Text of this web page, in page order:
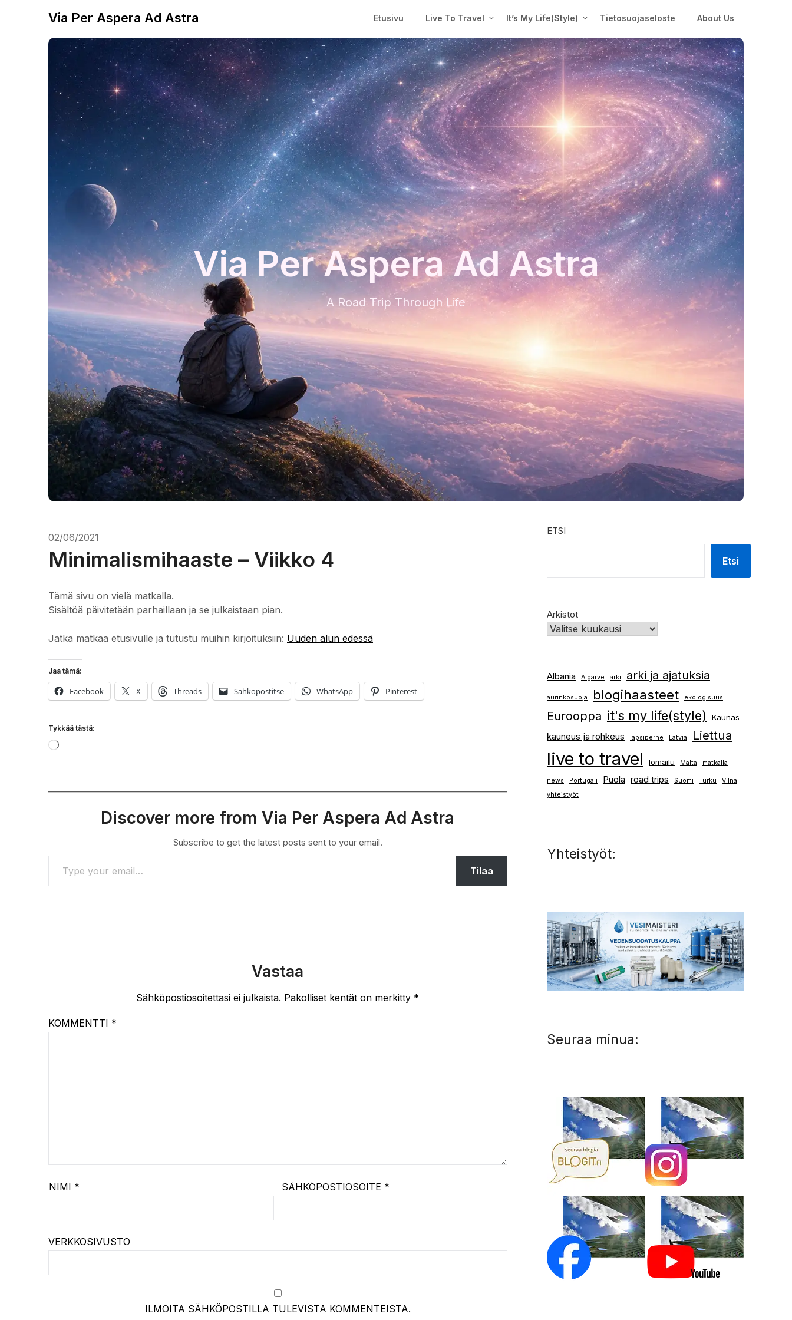
Via Per Aspera Ad Astra Etusivu Live To Travel It’s My Life(Style) Tietosuojaseloste About Us
Via Per Aspera Ad Astra
A Road Trip Through Life
02/06/2021
Minimalismihaaste – Viikko 4
Tämä sivu on vielä matkalla.
Sisältöä päivitetään parhaillaan ja se julkaistaan pian.
Jatka matkaa etusivulle ja tutustu muihin kirjoituksiin: Uuden alun edessä
Jaa tämä:
Facebook X Threads Sähköpostitse WhatsApp Pinterest
Tykkää tästä:
Loading…
Discover more from Via Per Aspera Ad Astra
Subscribe to get the latest posts sent to your email.
TYPE YOUR EMAIL…
Tilaa
Vastaa
Sähköpostiosoitettasi ei julkaista. Pakolliset kentät on merkitty *
KOMMENTTI *
NIMI * SÄHKÖPOSTIOSOITE *
VERKKOSIVUSTO
ILMOITA SÄHKÖPOSTILLA TULEVISTA KOMMENTEISTA.
ETSI
Etsi
Arkistot
Albania Algarve arki arki ja ajatuksia
aurinkosuoja blogihaasteet ekologisuus
Eurooppa it's my life(style) Kaunas
kauneus ja rohkeus lapsiperhe Latvia Liettua
live to travel lomailu Malta matkalla
news Portugali Puola road trips Suomi Turku
Vilna
yhteistyöt
Yhteistyöt:
Seuraa minua: